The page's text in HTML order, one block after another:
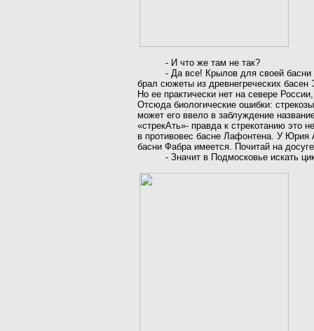
- И что же там не так?
- Да все! Крылов для своей басни
брал сюжеты из древнегреческих
Но ее практически нет на севере
Отсюда биологические ошибки:
может его ввело в заблуждение
«стрекАть»- правда к стрекотанию это
в противовес басне Лафонтена. У Юрия
басни Фабра имеется. Почитай на
- Значит в Подмосковье искать